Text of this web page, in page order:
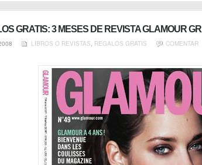
GRATIS: 3 MESES DE REVISTA GLAMOUR
LIBROS O REVISTAS, REGALOS GRATIS COMENTAR